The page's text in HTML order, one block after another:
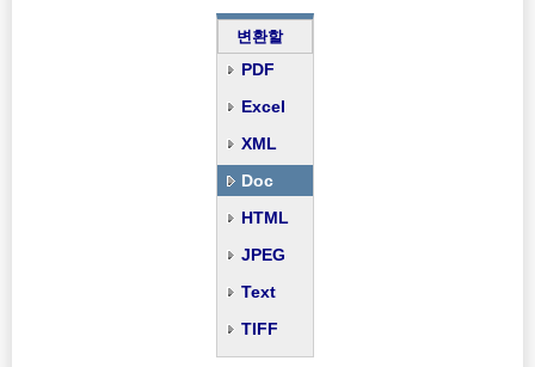
변환할
PDF
Excel
XML
Doc
HTML
JPEG
Text
TIFF